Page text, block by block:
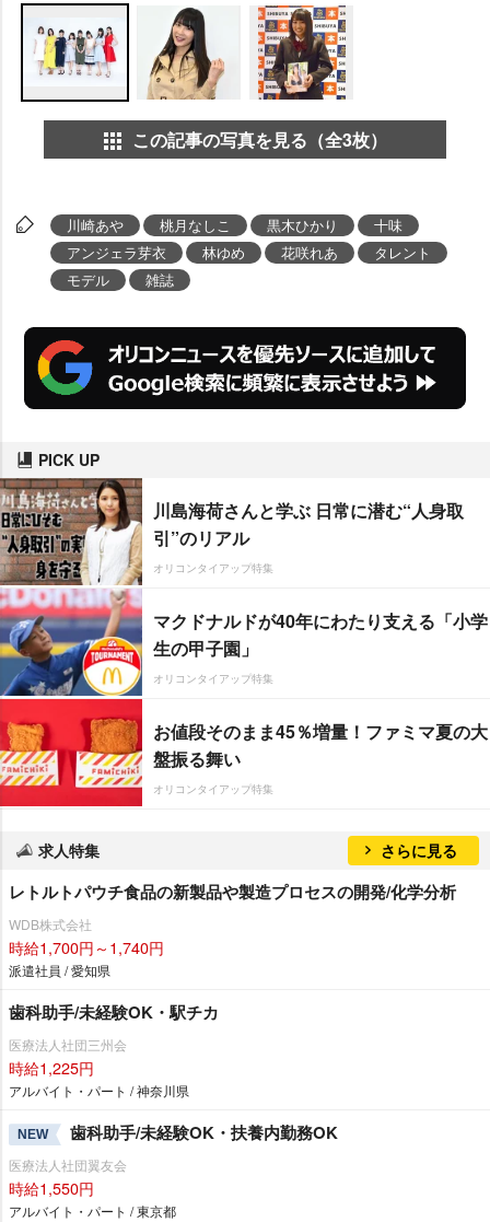
この記事の写真を見る（全3枚）
川崎あ 桃月なしこ 黒木ひかり
十味
アンジェラ芽衣
林ゆめ 花咲れあ
タレント
モデル
雑誌
PICK UP
川島海荷さんと学ぶ 日常に潜む“人身取
引”のリアル
オリコンタイアップ特集
マクドナルドが40年にわたり支える「小学
生の甲子園」
オリコンタイアップ特集
お値段そのまま45％増量！ファミマ夏の大
盤振る舞い
オリコンタイアップ特集
求人特集 さらに見る
レトルトパウチ食品の新製品や製造プロセスの開発/化学分析
WDB株式会社
時給1,700円～1,740円
派遣社員 / 愛知県
歯科助手/未経験OK・駅チカ
医療法人社団三州会
時給1,225円
アルバイト・パート / 神奈川県
NEW 歯科助手/未経験OK・扶養内勤務OK
医療法人社団翼友会
時給1,550円
アルバイト・パート / 東京都